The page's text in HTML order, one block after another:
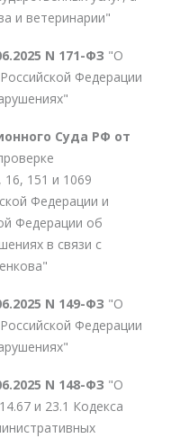
и ветеринарии"
N 171-ФЗ "О
Федерации
Суда РФ от
16, 151 и 1069
Федерации и
Федерации об
в связи с
N 149-ФЗ "О
Федерации
N 148-ФЗ "О
и 23.1 Кодекса